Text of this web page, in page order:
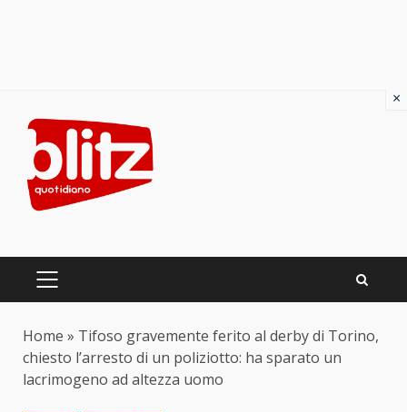
content
PRIMARY
Home » Tifoso gravemente ferito al derby di Torino,
chiesto l’arresto di un poliziotto: ha sparato un
lacrimogeno ad altezza uomo
×